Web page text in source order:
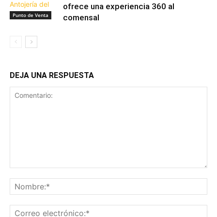
Punto de Venta
ofrece una experiencia 360 al
comensal
DEJA UNA RESPUESTA